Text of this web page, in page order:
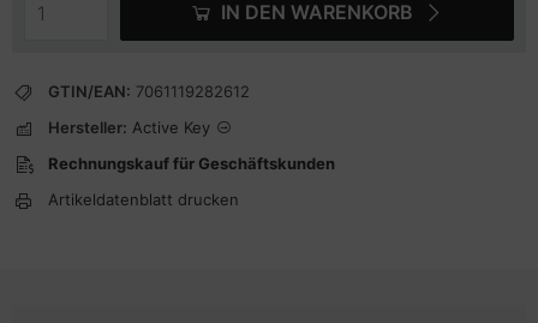
IN DEN WARENKORB
GTIN/EAN: 7061119282612
Hersteller: Active Key
Rechnungskauf für Geschäftskunden
Artikeldatenblatt drucken